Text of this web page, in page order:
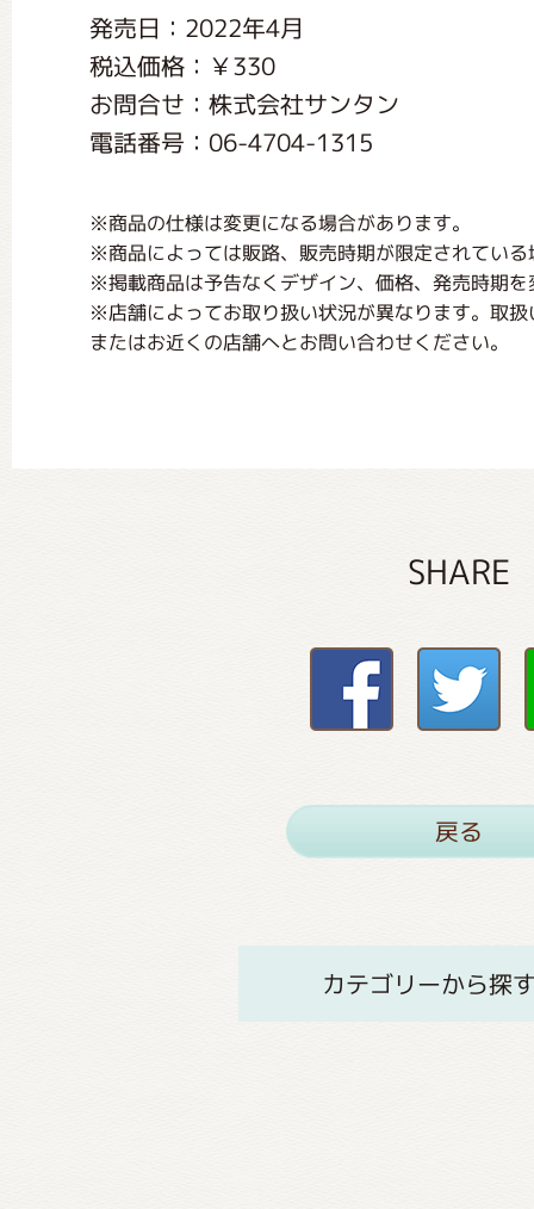
発売日：2022年4月
税込価格：￥330
お問合せ：株式会社サンタン
電話番号：06-4704-1315
※商品の仕様は変更になる場合があります。
※商品によっては販路、販売時期が限定されてい
※掲載商品は予告なくデザイン、価格、発売時期
※店舗によってお取り扱い状況が異なります。取
またはお近くの店舗へとお問い合わせください。
SHARE
戻る
カテゴリーから探
くまのがっこう しょくいんしつ
くまのがっこう 家庭科部